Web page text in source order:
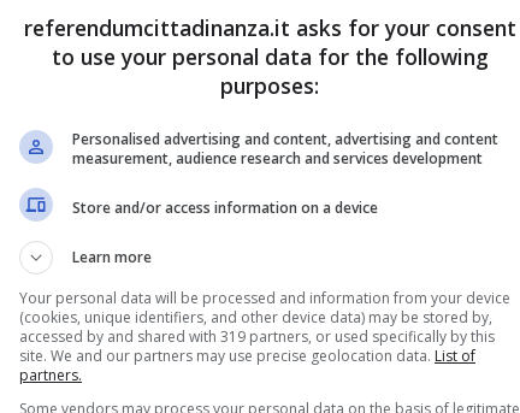
difensore
nerazzurro
solo 8
Aurelio De
Laurentiis mette
referendumcittadinanza.it asks for your consent
to use your personal data for the following
purposes:
Personalised advertising and content, advertising and content
measurement, audience research and services development
Store and/or access information on a device
Learn more
Your personal data will be processed and information from your device
(cookies, unique identifiers, and other device data) may be stored by,
accessed by and shared with 319 partners, or used specifically by this
site. We and our partners may use precise geolocation data. List of
partners.
Some vendors may process your personal data on the basis of legitimate